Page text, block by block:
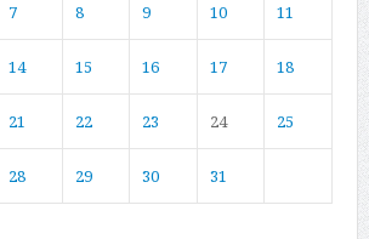
7 8 9 10 11
14 15 16 17 18
21 22 23 24 25
28 29 30 31